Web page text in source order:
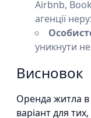
Airbnb,
агенції
уникнути
Висновок
Оренда житла в
варіант для